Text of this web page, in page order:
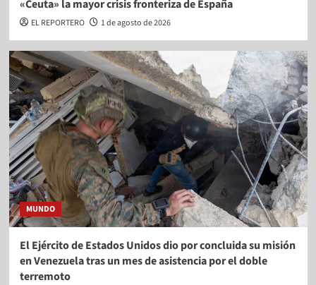
«Ceuta» la mayor crisis fronteriza de España
EL REPORTERO 1 de agosto de 2026
MUNDO
El Ejército de Estados Unidos dio por concluida su misión
en Venezuela tras un mes de asistencia por el doble
terremoto